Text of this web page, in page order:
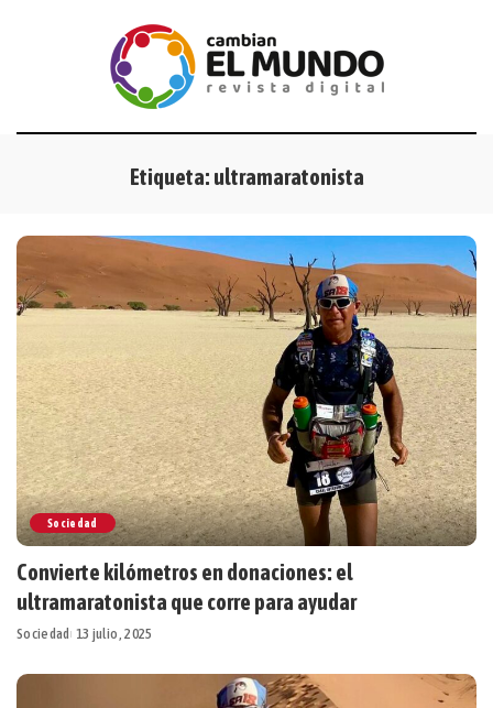
Etiqueta: ultramaratonista
Sociedad
Convierte kilómetros en donaciones: el
ultramaratonista que corre para ayudar
Sociedad 13 julio, 2025